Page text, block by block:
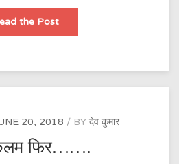
the Post“You
my
complete
20, 2018 BY देव कुमार
फिर…….